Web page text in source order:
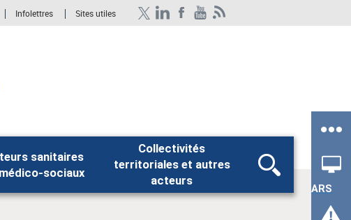
Infolettres Sites utiles
ARS
sanitaires
sociaux
Collectivités
territoriales et autres
acteurs
Rechercher